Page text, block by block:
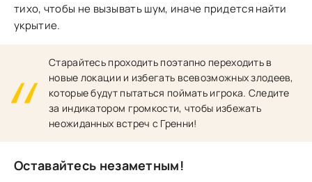
тихо, чтобы не вызывать шум, иначе придется найти
укрытие.
Старайтесь проходить поэтапно переходить в
новые локации и избегать всевозможных злодеев,
которые будут пытаться поймать игрока. Следите
за индикатором громкости, чтобы избежать
неожиданных встреч с Гренни!
Оставайтесь незаметным!